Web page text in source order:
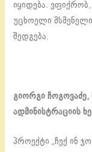
იყიდება.
უცხოელი
შედგება.
გიორგი
ადმინისტრაციის
პროექტი „ჩექ ინ